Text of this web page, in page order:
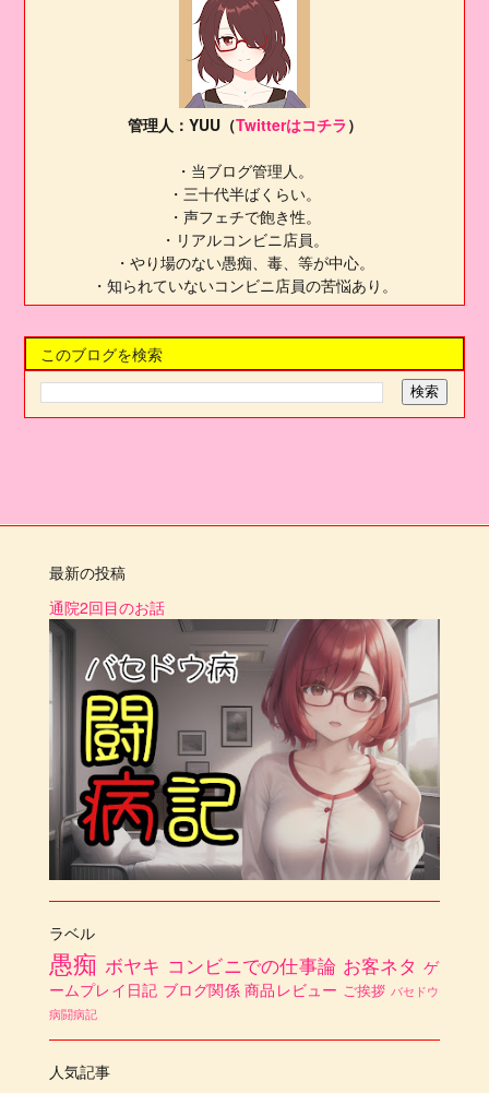
管理人：YUU（Twitterはコチラ ）
・当ブログ管理人。
・三十代半ばくらい。
・声フェチで飽き性。
・リアルコンビニ店員。
・やり場のない愚痴、毒、等が中心。
・知られていないコンビニ店員の苦悩あり。
このブログを検索
最新の投稿
通院2回目のお話
ラベル
愚痴 ボヤキ コンビニでの仕事論 お客ネタ ゲ
ームプレイ日記 ブログ関係 商品レビュー ご挨拶 バセドウ
病闘病記
人気記事